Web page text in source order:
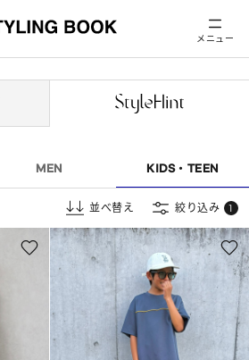
メニュー
MEN KIDS・TEEN
並べ替え 絞り込み 1